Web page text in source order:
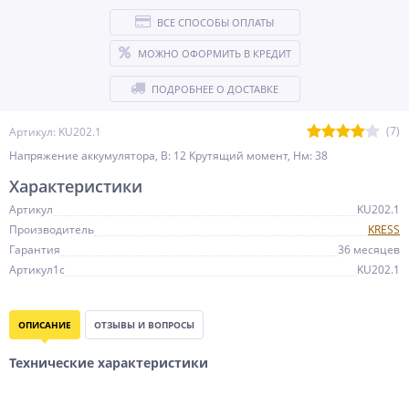
Артикул: KU202.1
(7)
Напряжение аккумулятора, В: 12 Крутящий момент, Нм: 38
ВСЕ СПОСОБЫ ОПЛАТЫ
МОЖНО ОФОРМИТЬ В КРЕДИТ
ПОДРОБНЕЕ О ДОСТАВКЕ
Характеристики
Артикул
KU202.1
Производитель
KRESS
Гарантия
36 месяцев
Артикул1c
KU202.1
ОПИСАНИЕ ОТЗЫВЫ И ВОПРОСЫ
Технические характеристики